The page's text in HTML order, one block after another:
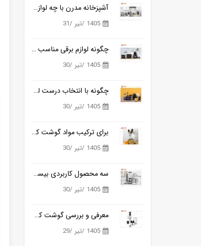
آشپزخانه مدرن با چه لوازمی کامل می شود؟
1405 /تیر /31
چگونه لوازم برقی مناسب آشپزی روزانه را ساده تر می کنند؟
1405 /تیر /30
چگونه با انتخاب درست لوازم برقی آشپزخانه، زمان آشپزی را نصف کنیم؟
1405 /تیر /30
برای ترکیب مواد گوشت کوب برقی بهتره یا مخلوط کن؟
1405 /تیر /30
سه محصول کاربردی بیسمارک برای آشپزخانه های مدرن
1405 /تیر /30
معرفی و بررسی گوشت کوب برقی بیسمارک مدل BM3315
1405 /تیر /29